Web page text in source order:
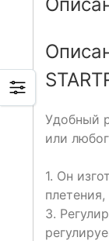
Удобный
или
1. Он
3.